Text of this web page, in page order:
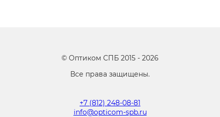
© Оптиком СПБ 2015 - 2026
Все права защищены.
+7 (812) 248-08-81
info@opticom-spb.ru